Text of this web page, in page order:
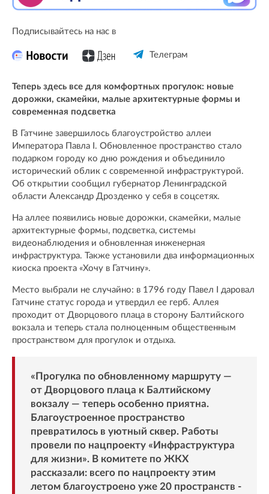
Подписывайтесь на нас в
Телеграм
Теперь здесь все для комфортных прогулок: новые
дорожки, скамейки, малые архитектурные формы и
современная подсветка
В Гатчине завершилось благоустройство аллеи
Императора Павла I. Обновленное пространство стало
подарком городу ко дню рождения и объединило
исторический облик с современной инфраструктурой.
Об открытии сообщил губернатор Ленинградской
области Александр Дрозденко у себя в соцсетях.
На аллее появились новые дорожки, скамейки, малые
архитектурные формы, подсветка, системы
видеонаблюдения и обновленная инженерная
инфраструктура. Также установили два информационных
киоска проекта «Хочу в Гатчину».
Место выбрали не случайно: в 1796 году Павел I даровал
Гатчине статус города и утвердил ее герб. Аллея
проходит от Дворцового плаца в сторону Балтийского
вокзала и теперь стала полноценным общественным
пространством для прогулок и отдыха.
«Прогулка по обновленному маршруту —
от Дворцового плаца к Балтийскому
вокзалу — теперь особенно приятна.
Благоустроенное пространство
превратилось в уютный сквер. Работы
провели по нацпроекту «Инфраструктура
для жизни». В комитете по ЖКХ
рассказали: всего по нацпроекту этим
летом благоустроено уже 20 пространств -